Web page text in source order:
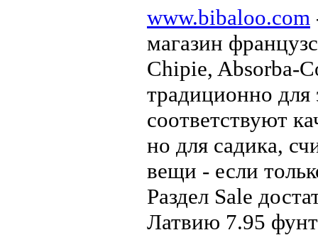
www.bibaloo.com
магазин
Chipie, Absorba-
традиционно для
соответствуют
но для садика,
вещи - если
Раздел Sale
Латвию 7.95